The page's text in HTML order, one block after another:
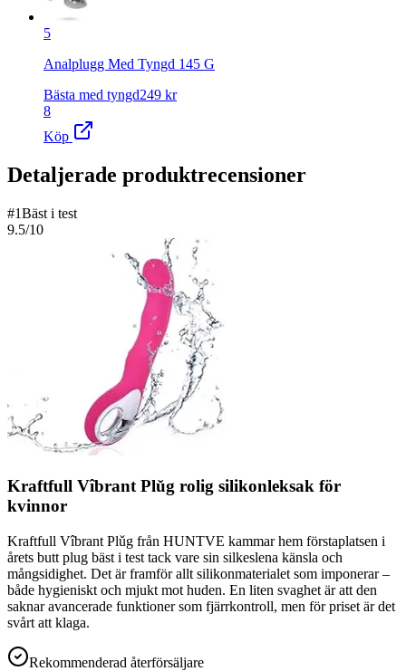
5
Analplugg Med Tyngd 145 G
Bästa med tyngd249 kr
8
Köp
Detaljerade produktrecensioner
#1Bäst i test
9.5/10
Kraftfull Vîbrant Plǔg rolig silikonleksak för
kvinnor
Kraftfull Vîbrant Plǔg från HUNTVE kammar hem förstaplatsen i
årets butt plug bäst i test tack vare sin silkeslena känsla och
mångsidighet. Det är framför allt silikonmaterialet som imponerar –
både hygieniskt och mjukt mot huden. En liten svaghet är att den
saknar avancerade funktioner som fjärrkontroll, men för priset är det
svårt att klaga.
Rekommenderad återförsäljare